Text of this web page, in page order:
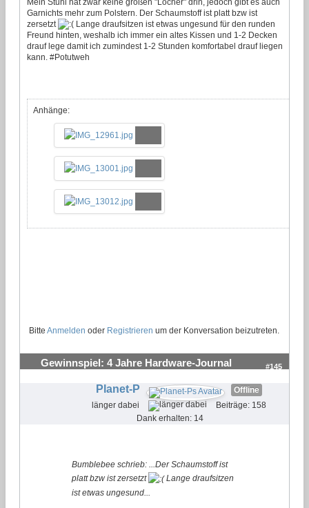
Garnichts mehr zum Polstern. Der Schaumstoff ist platt bzw ist
zersetzt
Lange draufsitzen ist etwas ungesund für den runden
Freund hinten, weshalb ich immer ein altes Kissen und 1-2 Decken
drauf lege damit ich zumindest 1-2 Stunden komfortabel drauf liegen
kann. #Potutweh
Anhänge:
Bitte Anmelden oder Registrieren um der Konversation beizutreten.
Gewinnspiel: 4 Jahre Hardware-Journal #145
Planet-P
Offline
länger dabei
Beiträge: 158
Dank erhalten: 14
Bumblebee schrieb: ...Der Schaumstoff ist
platt bzw ist zersetzt
Lange draufsitzen
ist etwas ungesund...